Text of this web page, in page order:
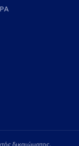
δικαιώματος.